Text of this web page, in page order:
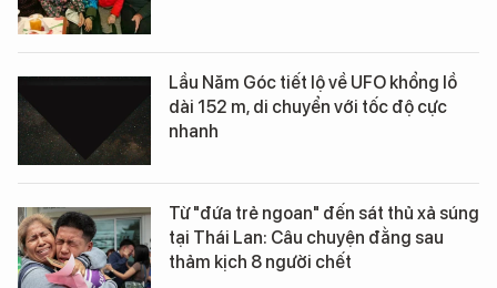
Lầu Năm Góc tiết lộ về UFO khổng lồ
dài 152 m, di chuyển với tốc độ cực
nhanh
Từ "đứa trẻ ngoan" đến sát thủ xả súng
tại Thái Lan: Câu chuyện đằng sau
thảm kịch 8 người chết